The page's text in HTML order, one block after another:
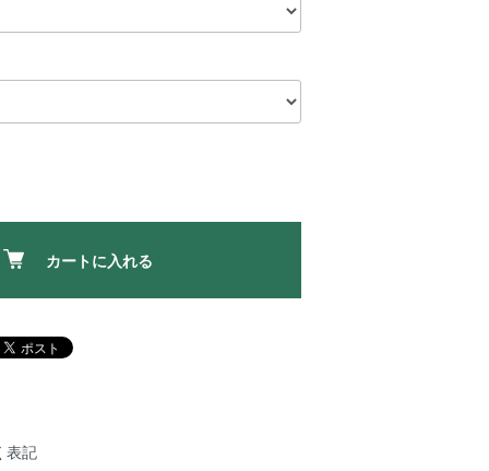
カートに入れる
表記